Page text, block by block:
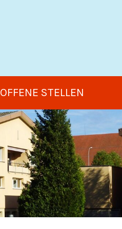
OFFENE STELLEN